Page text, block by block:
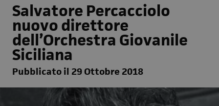
Salvatore Percacciolo
nuovo direttore
dell’Orchestra Giovanile
Siciliana
Pubblicato il 29 Ottobre 2018